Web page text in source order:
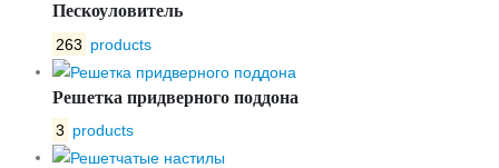
Пескоуловитель
263 products
Решетка придверного поддона
3 products